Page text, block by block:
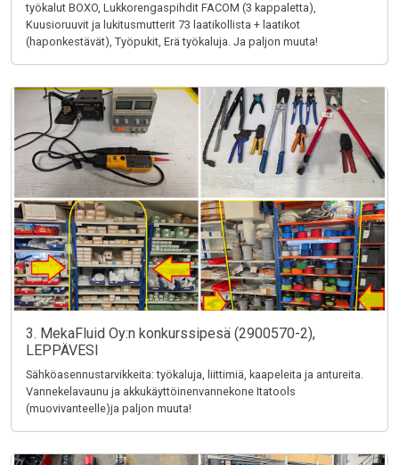
työkalut BOXO, Lukkorengaspihdit FACOM (3 kappaletta),
Kuusioruuvit ja lukitusmutterit 73 laatikollista + laatikot
(haponkestävät), Työpukit, Erä työkaluja. Ja paljon muuta!
3. MekaFluid Oy:n konkurssipesä (2900570-2),
LEPPÄVESI
Sähköasennustarvikkeita: työkaluja, liittimiä, kaapeleita ja antureita.
Vannekelavaunu ja akkukäyttöinenvannekone Itatools
(muovivanteelle)ja paljon muuta!